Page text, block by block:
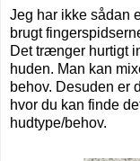
Jeg har ikke sådan
brugt
Det trænger hurtigt
huden. Man kan
behov. Desuden er
hvor du kan finde
hudtype/behov.